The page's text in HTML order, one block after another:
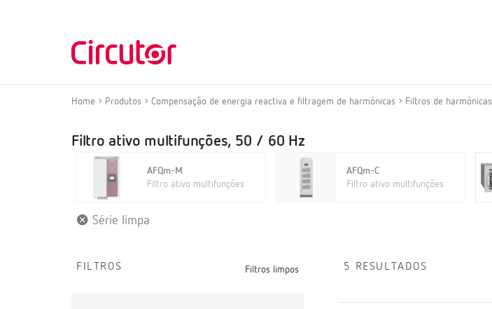
Home Produtos Compensação de energia reactiva e filtragem de harmónicas Filtros de harmónicas
Filtro ativo multifunções, 50 / 60 Hz
AFQm-M
Filtro ativo multifunções
AFQm-C
Filtro ativo multifunções
Série limpa
FILTROS Filtros limpos 5 RESULTADOS